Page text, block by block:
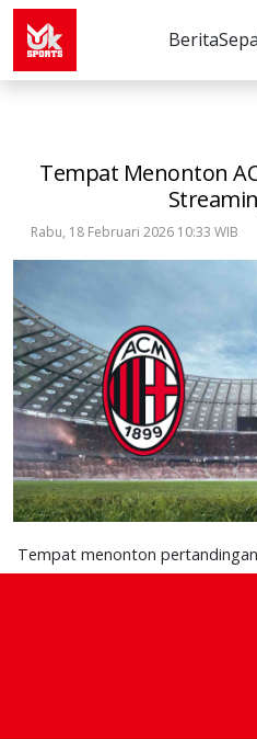
Berita
Tempat Menonton
Rabu, 18 Februari 2026 10:33 WIB
Tempat menonton